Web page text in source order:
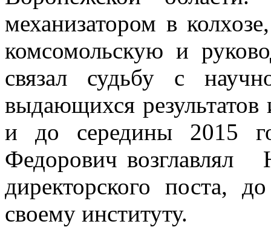
механизатором в
комсомольскую и
связал судьбу с
выдающихся
и до середины 2015
Федорович
директорского поста,
своему институту.